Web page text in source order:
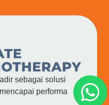
sebagai solusi
performa